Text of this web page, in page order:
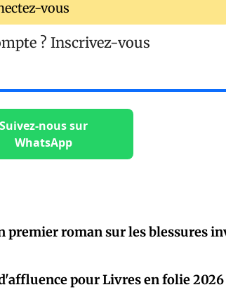
vous
? Inscrivez-vous
Suivez-nous sur
WhatsApp
premier roman sur les blessures
pour Livres en folie 2026